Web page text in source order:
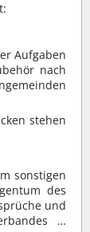
Aufgaben
nach
stehen
sonstigen
des
und
…